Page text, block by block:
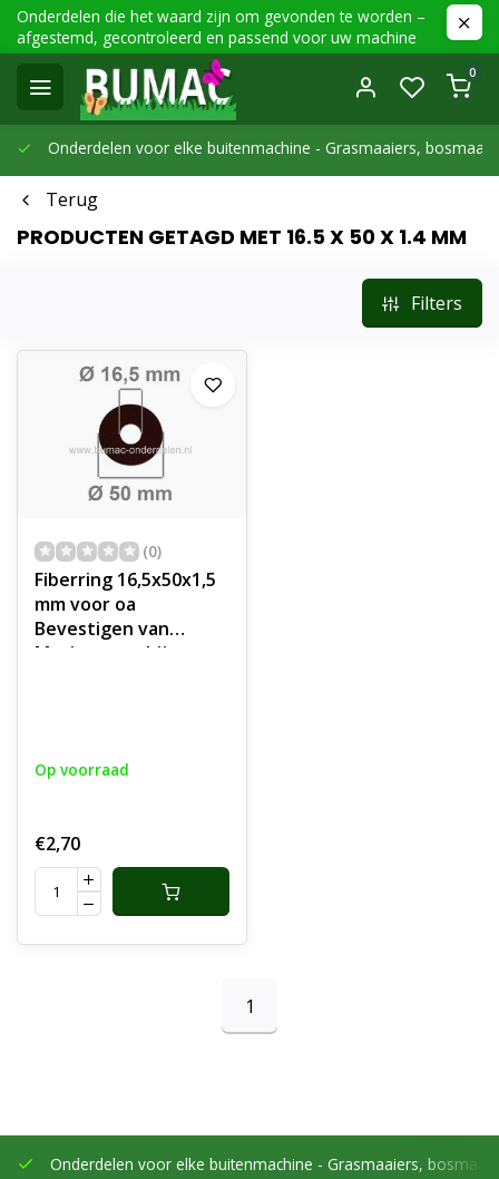
Onderdelen die het waard zijn om gevonden te worden –
afgestemd, gecontroleerd en passend voor uw machine
0
Onderdelen voor elke buitenmachine - Grasmaaiers,
Terug
PRODUCTEN GETAGD MET 16.5 X 50 X 1.4 MM
Filters
(0)
Fiberring 16,5x50x1,5
mm voor oa
Bevestigen van
Maaimessen bij
Frictieschijf,
Sluitring, Opvulplaat
voor Monteren
Grasmaaiermes
Op voorraad
€2,70
1
Onderdelen voor elke buitenmachine - Grasmaaiers,